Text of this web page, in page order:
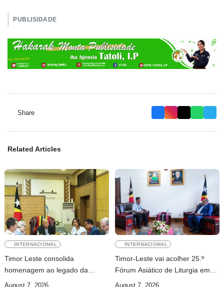
PUBLISIDADE
Share
Related Articles
INTERNACIONAL
Timor Leste consolida
homenagem ao legado da
INTERFET com avanço de
August 7, 2026
INTERNACIONAL
Timor-Leste vai acolher 25.º
Fórum Asiático de Liturgia em
setembro
August 7, 2026